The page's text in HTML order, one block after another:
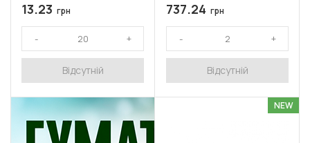
13.23 грн
Відсутній
737.24 грн
Відсутній
NEW